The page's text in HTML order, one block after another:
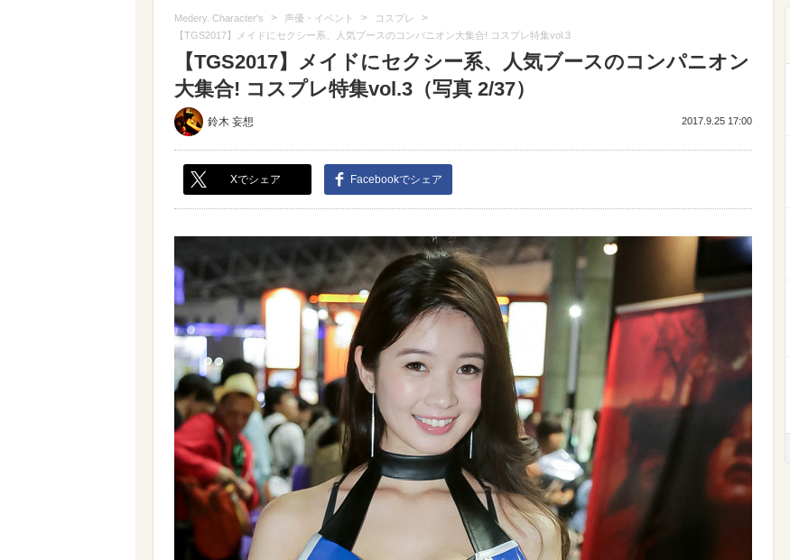
Medery. Character's > 声優・イベント > コスプレ >
【TGS2017】メイドにセクシー系、人気ブースのコンパニオン大集合! コスプレ特集vol.3
【TGS2017】メイドにセクシー系、人気ブースのコンパニオン
大集合! コスプレ特集vol.3（写真 2/37）
鈴木 妄想 2017.9.25 17:00
Xでシェア Facebookでシェア